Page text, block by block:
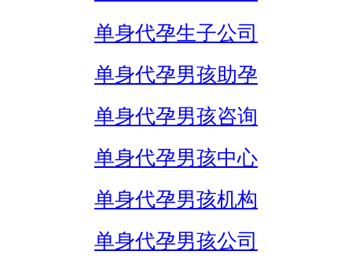
单身代孕生子公司
单身代孕男孩助孕
单身代孕男孩咨询
单身代孕男孩中心
单身代孕男孩机构
单身代孕男孩公司